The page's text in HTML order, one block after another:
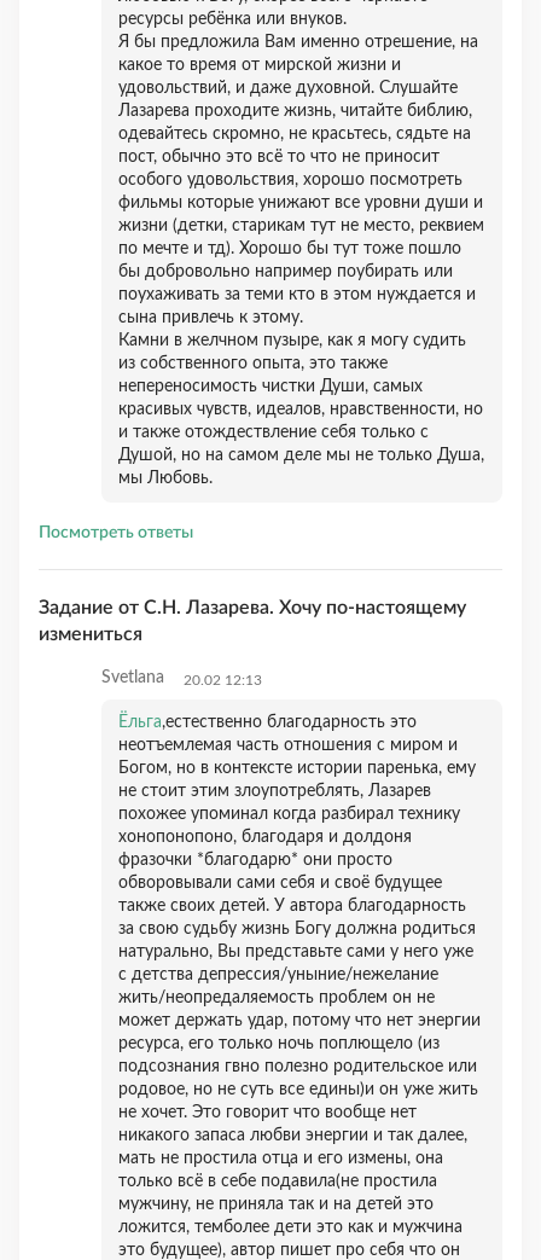
ресурсы ребёнка или внуков.
Я бы предложила Вам именно отрешение, на
какое то время от мирской жизни и
удовольствий, и даже духовной. Слушайте
Лазарева проходите жизнь, читайте библию,
одевайтесь скромно, не красьтесь, сядьте на
пост, обычно это всё то что не приносит
особого удовольствия, хорошо посмотреть
фильмы которые унижают все уровни души и
жизни (детки, старикам тут не место, реквием
по мечте и тд). Хорошо бы тут тоже пошло
бы добровольно например поубирать или
поухаживать за теми кто в этом нуждается и
сына привлечь к этому.
Камни в желчном пузыре, как я могу судить
из собственного опыта, это также
непереносимость чистки Души, самых
красивых чувств, идеалов, нравственности, но
и также отождествление себя только с
Душой, но на самом деле мы не только Душа,
мы Любовь.
Посмотреть ответы
Задание от С.Н. Лазарева. Хочу по-настоящему
измениться
Svetlana 20.02 12:13
Ёльга,естественно благодарность это
неотъемлемая часть отношения с миром и
Богом, но в контексте истории паренька, ему
не стоит этим злоупотреблять, Лазарев
похожее упоминал когда разбирал технику
хонопонопоно, благодаря и долдоня
фразочки *благодарю* они просто
обворовывали сами себя и своё будущее
также своих детей. У автора благодарность
за свою судьбу жизнь Богу должна родиться
натурально, Вы представьте сами у него уже
с детства депрессия/уныние/нежелание
жить/неопредаляемость проблем он не
может держать удар, потому что нет энергии
ресурса, его только ночь поплющело (из
подсознания гвно полезно родительское или
родовое, но не суть все едины)и он уже жить
не хочет. Это говорит что вообще нет
никакого запаса любви энергии и так далее,
мать не простила отца и его измены, она
только всё в себе подавила(не простила
мужчину, не приняла так и на детей это
ложится, темболее дети это как и мужчина
это будущее), автор пишет про себя что он